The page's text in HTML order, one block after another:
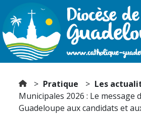
Pratique
Les
Municipales 2026 : Le message
Guadeloupe aux candidats et